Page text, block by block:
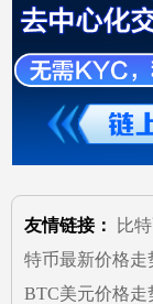
友情链接： 比
特币最新价格走
BTC美元价格走